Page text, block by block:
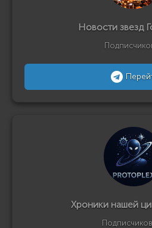
Новости звезд
Хроники нашей